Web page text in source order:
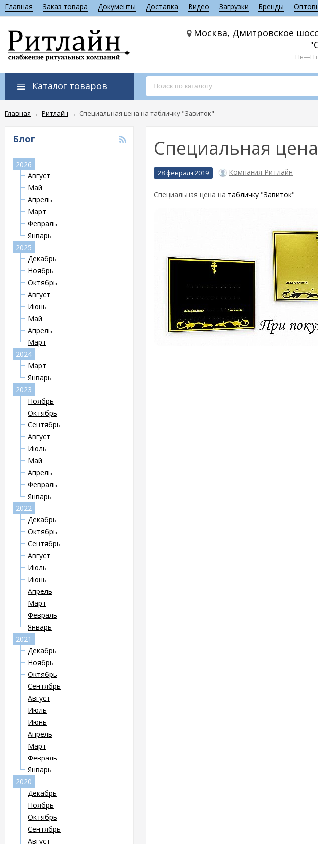
Главная Заказ товара Документы Доставка Видео Загрузки Бренды
Москва, Дмитровское
Пн—Пт
Каталог товаров
Главная → Ритлайн → Специальная цена на табличку "Завиток"
Блог
2026
Август
Май
Апрель
Март
Февраль
Январь
2025
Декабрь
Ноябрь
Октябрь
Август
Июнь
Май
Апрель
Март
2024
Март
Январь
2023
Ноябрь
Октябрь
Сентябрь
Август
Июль
Май
Апрель
Февраль
Январь
2022
Декабрь
Октябрь
Сентябрь
Август
Июль
Июнь
Апрель
Март
Февраль
Январь
2021
Декабрь
Ноябрь
Октябрь
Сентябрь
Август
Июль
Июнь
Апрель
Март
Февраль
Январь
2020
Декабрь
Ноябрь
Октябрь
Сентябрь
Август
Специальная
28 февраля 2019 Компания Ритлайн
Специальная цена на табличку "Завиток"